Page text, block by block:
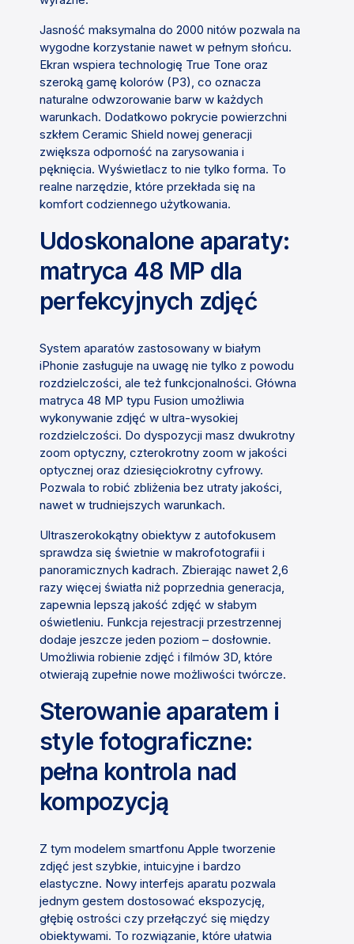
Jasność maksymalna do 2000 nitów pozwala na
wygodne korzystanie nawet w pełnym słońcu.
Ekran wspiera technologię True Tone oraz
szeroką gamę kolorów (P3), co oznacza
naturalne odwzorowanie barw w każdych
warunkach. Dodatkowo pokrycie powierzchni
szkłem Ceramic Shield nowej generacji
zwiększa odporność na zarysowania i
pęknięcia. Wyświetlacz to nie tylko forma. To
realne narzędzie, które przekłada się na
komfort codziennego użytkowania.
Udoskonalone aparaty:
matryca 48 MP dla
perfekcyjnych zdjęć
System aparatów zastosowany w białym
iPhonie zasługuje na uwagę nie tylko z powodu
rozdzielczości, ale też funkcjonalności. Główna
matryca 48 MP typu Fusion umożliwia
wykonywanie zdjęć w ultra-wysokiej
rozdzielczości. Do dyspozycji masz dwukrotny
zoom optyczny, czterokrotny zoom w jakości
optycznej oraz dziesięciokrotny cyfrowy.
Pozwala to robić zbliżenia bez utraty jakości,
nawet w trudniejszych warunkach.
Ultraszerokokątny obiektyw z autofokusem
sprawdza się świetnie w makrofotografii i
panoramicznych kadrach. Zbierając nawet 2,6
razy więcej światła niż poprzednia generacja,
zapewnia lepszą jakość zdjęć w słabym
oświetleniu. Funkcja rejestracji przestrzennej
dodaje jeszcze jeden poziom – dosłownie.
Umożliwia robienie zdjęć i filmów 3D, które
otwierają zupełnie nowe możliwości twórcze.
Sterowanie aparatem i
style fotograficzne:
pełna kontrola nad
kompozycją
Z tym modelem smartfonu Apple tworzenie
zdjęć jest szybkie, intuicyjne i bardzo
elastyczne. Nowy interfejs aparatu pozwala
jednym gestem dostosować ekspozycję,
głębię ostrości czy przełączyć się między
obiektywami. To rozwiązanie, które ułatwia